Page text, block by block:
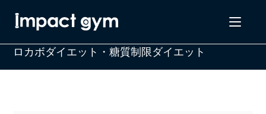
ロカボダイエット・糖質制限ダイエット